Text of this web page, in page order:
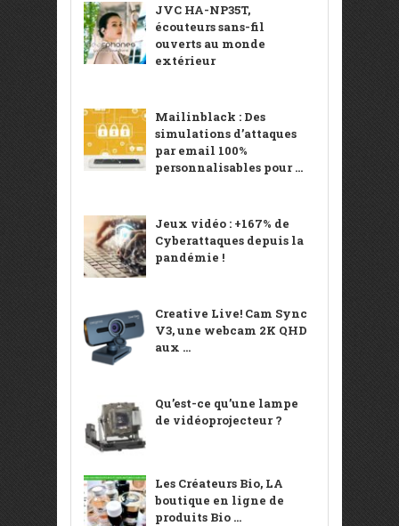
JVC HA-NP35T,
écouteurs sans-fil
ouverts au monde
extérieur
Mailinblack : Des
simulations d’attaques
par email 100%
personnalisables pour ...
Jeux vidéo : +167% de
Cyberattaques depuis la
pandémie !
Creative Live! Cam Sync
V3, une webcam 2K QHD
aux ...
Qu’est-ce qu’une lampe
de vidéoprojecteur ?
Les Créateurs Bio, LA
boutique en ligne de
produits Bio ...